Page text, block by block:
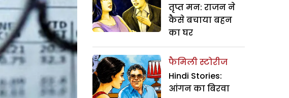
तृप्त मन: राजन ने
कैसे बचाया बहन
का घर
फैमिली स्टोरीज
Hindi Stories:
आंगन का बिरवा